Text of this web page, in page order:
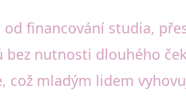
financování studia,
nutnosti dlouhého
což mladým lidem